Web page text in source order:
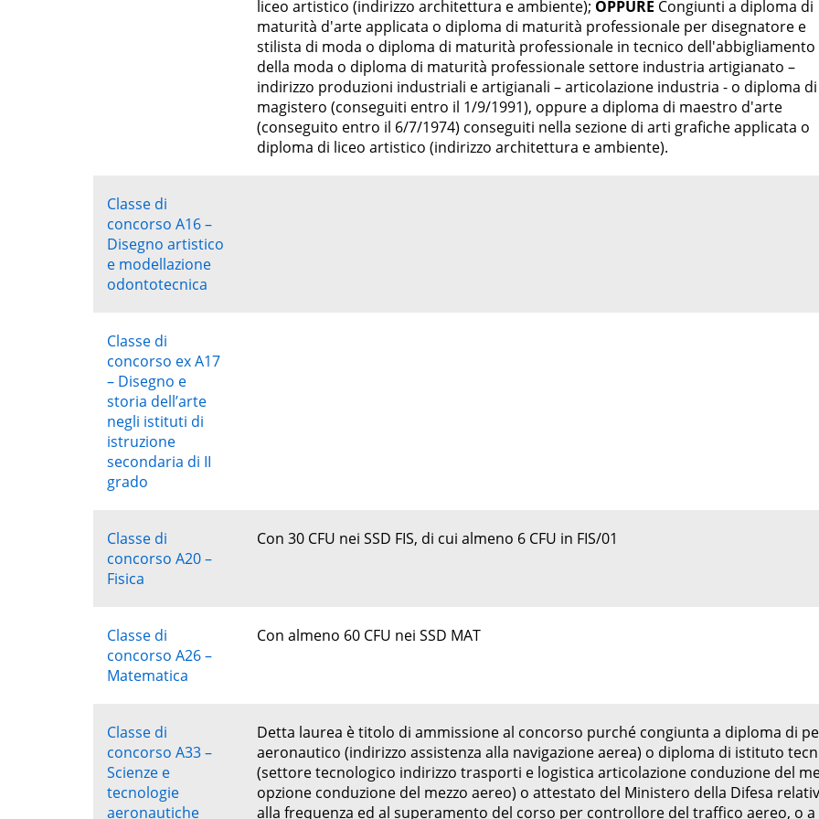
liceo artistico (indirizzo architettura e ambiente); OPPURE Congiunti a diploma di
maturità d'arte applicata o diploma di maturità professionale per disegnatore e
stilista di moda o diploma di maturità professionale in tecnico dell'abbigliamento
della moda o diploma di maturità professionale settore industria artigianato –
indirizzo produzioni industriali e artigianali – articolazione industria - o diploma di
magistero (conseguiti entro il 1/9/1991), oppure a diploma di maestro d'arte
(conseguito entro il 6/7/1974) conseguiti nella sezione di arti grafiche applicata o
diploma di liceo artistico (indirizzo architettura e ambiente).
Classe di
concorso A16 –
Disegno artistico
e modellazione
odontotecnica
Classe di
concorso ex A17
– Disegno e
storia dell’arte
negli istituti di
istruzione
secondaria di II
grado
Classe di
concorso A20 –
Fisica
Con 30 CFU nei SSD FIS, di cui almeno 6 CFU in FIS/01
Classe di
concorso A26 –
Matematica
Con almeno 60 CFU nei SSD MAT
Classe di
concorso A33 –
Scienze e
tecnologie
aeronautiche
Detta laurea è titolo di ammissione al concorso purché congiunta a diploma di
aeronautico (indirizzo assistenza alla navigazione aerea) o diploma di istituto
(settore tecnologico indirizzo trasporti e logistica articolazione conduzione del
opzione conduzione del mezzo aereo) o attestato del Ministero della Difesa
alla frequenza ed al superamento del corso per controllore del traffico aereo, o a